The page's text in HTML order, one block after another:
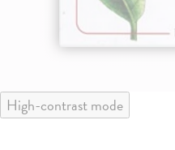
High-contrast mode